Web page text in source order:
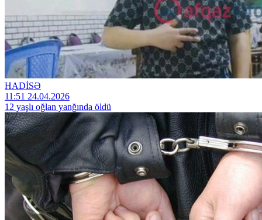
HADİSƏ
11:51 24.04.2026
12 yaşlı oğlan yanğında öldü